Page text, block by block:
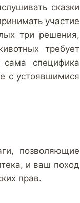
сказки
участие
три решения,
требует
специфика
с устоявшимися
позволяющие
и ваш поход
прав.